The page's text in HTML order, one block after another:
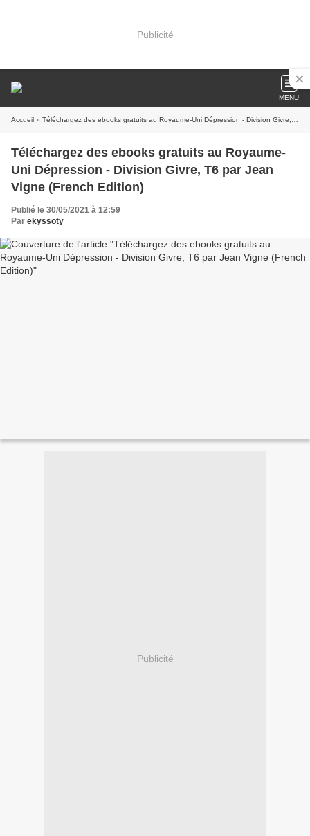
Publicité
MENU
Accueil » Téléchargez des ebooks gratuits au Royaume-Uni Dépression - Division Givre, T6 par Jean Vigne (French Edition)
Téléchargez des ebooks gratuits au Royaume-
Uni Dépression - Division Givre, T6 par Jean
Vigne (French Edition)
Publié le 30/05/2021 à 12:59
Par ekyssoty
Publicité